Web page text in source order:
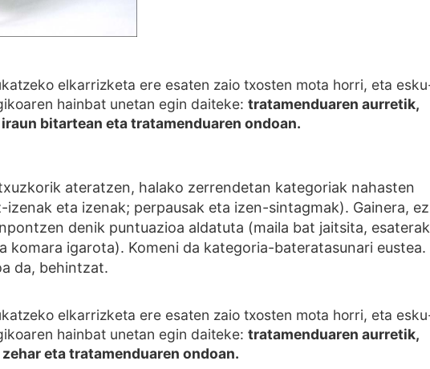
elkarrizketa ere esaten zaio txosten mota horri, eta
hainbat unetan egin daiteke: tratamenduaren aurretik,
bitartean eta tratamenduaren ondoan.
ateratzen, halako zerrendetan kategoriak nahasten
eta izenak; perpausak eta izen-sintagmak). Gainera,
denik puntuazioa aldatuta (maila bat jaitsita,
komara igarota). Komeni da kategoria-bateratasunari eustea.
da, behintzat.
elkarrizketa ere esaten zaio txosten mota horri, eta
hainbat unetan egin daiteke: tratamenduaren aurretik,
eta tratamenduaren ondoan.